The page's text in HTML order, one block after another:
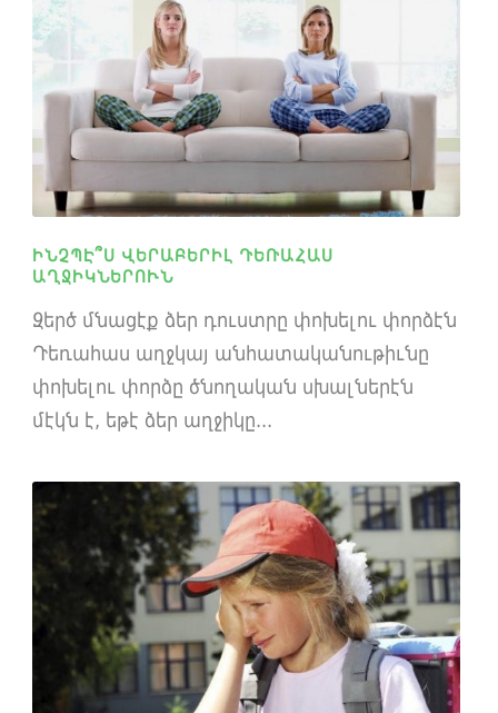
ԻՆՉՊԷ՞Ս ՎԵՐԱԲԵՐԻԼ ԴԵՌԱՀԱՍ
ԱՂՋԻԿՆԵՐՈՒՆ
Զերծ մնացէք ձեր դուստրը փոխելու փորձէն
Դեռահաս աղջկայ անհատականութիւնը
փոխելու փորձը ծնողական սխալներէն
մէկն է, եթէ ձեր աղջիկը...